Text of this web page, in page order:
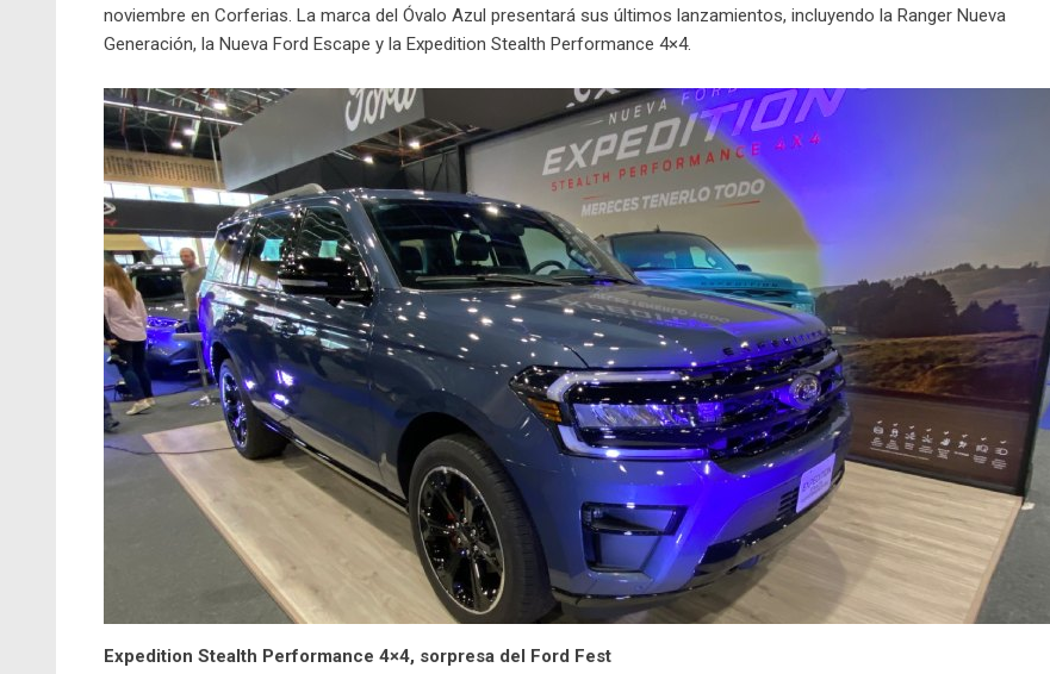
noviembre en Corferias. La marca del Óvalo Azul presentará sus últimos lanzamientos, incluyendo la Ranger Nueva
Generación, la Nueva Ford Escape y la Expedition Stealth Performance 4×4.
Expedition Stealth Performance 4×4, sorpresa del Ford Fest